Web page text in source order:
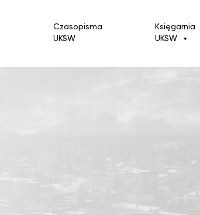
Czasopisma
UKSW
Księgarnia
UKSW